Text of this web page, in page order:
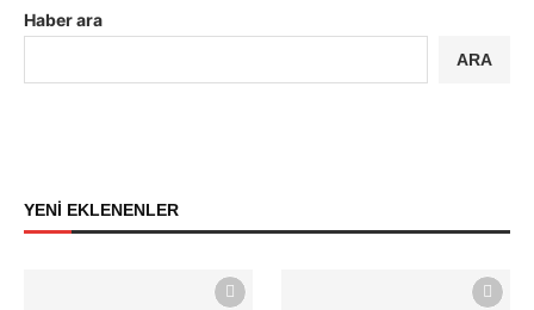
Haber ara
ARA
YENİ EKLENENLER